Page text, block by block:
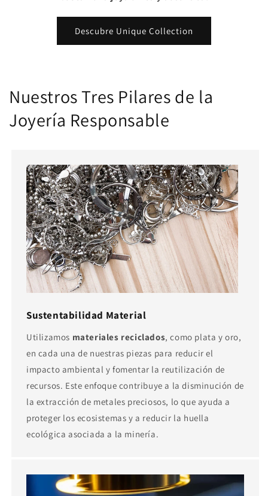
Descubre Unique Collection
Nuestros Tres Pilares de la
Joyería Responsable
Sustentabilidad Material
Utilizamos materiales reciclados, como plata y oro,
en cada una de nuestras piezas para reducir el
impacto ambiental y fomentar la reutilización de
recursos. Este enfoque contribuye a la disminución de
la extracción de metales preciosos, lo que ayuda a
proteger los ecosistemas y a reducir la huella
ecológica asociada a la minería.